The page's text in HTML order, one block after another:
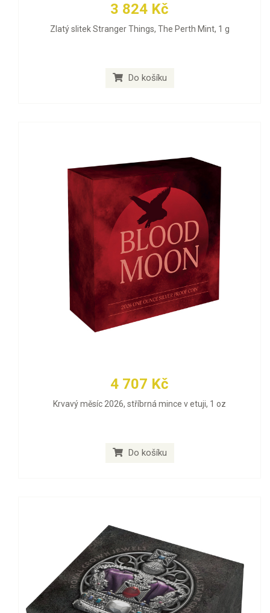
3 824 Kč
Zlatý slitek Stranger Things, The Perth Mint, 1 g
Do košíku
4 707 Kč
Krvavý měsíc 2026, stříbrná mince v etuji, 1 oz
Do košíku